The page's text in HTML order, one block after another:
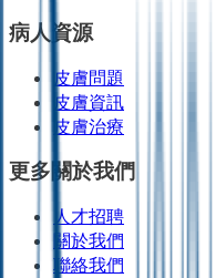
病人資源
皮膚問題
皮膚資訊
皮膚治療
更多關於我們
人才招聘
關於我們
聯絡我們